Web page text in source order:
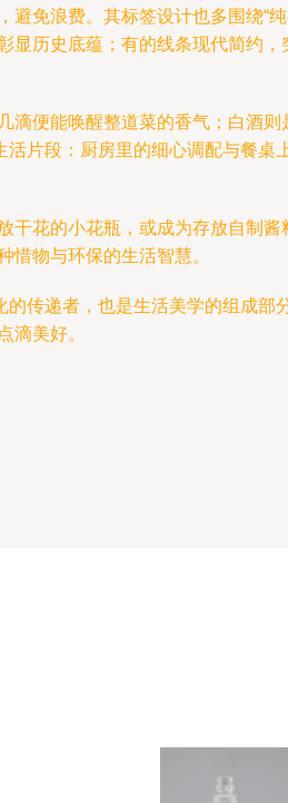
免浪费。其标签设计也多围绕“纯
显历史底蕴；有的线条现代简约
便能唤醒整道菜的香气；白酒则
片段：厨房里的细心调配与餐桌
干花的小花瓶，或成为存放自制酱
物与环保的生活智慧。
传递者，也是生活美学的组成部
滴美好。